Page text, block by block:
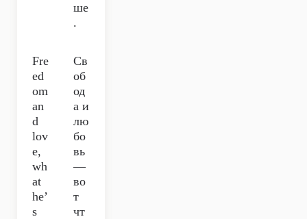
ше
.
Fre
ed
om
an
d
lov
e,
wh
at
he’
s
Св
об
од
а и
лю
бо
вь
—
во
т
чт